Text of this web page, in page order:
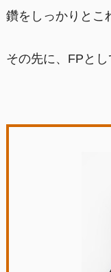
鑽をしっかりとこ
その先に、FPとし